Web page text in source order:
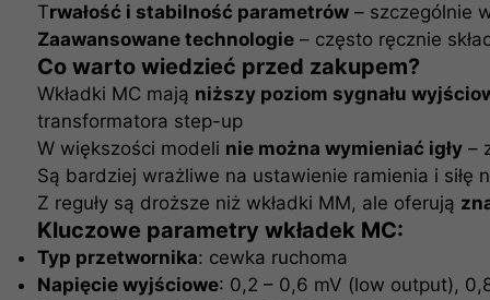
Trwałość i stabilność parametrów– szczególnie
Zaawansowane technologie– często ręcznie
Co warto wiedzieć przed zakupem?
Wkładki MC mają niższy poziom sygnału
transformatora step-up
W większości modeli nie można wymieniać igły–
Są bardziej wrażliwe na ustawienie ramienia i siłę
Z reguły są droższe niż wkładki MM, ale oferują
Kluczowe parametry wkładek MC:
Typ przetwornika: cewka ruchoma
Napięcie wyjściowe: 0,2 – 0,6 mV (low output),